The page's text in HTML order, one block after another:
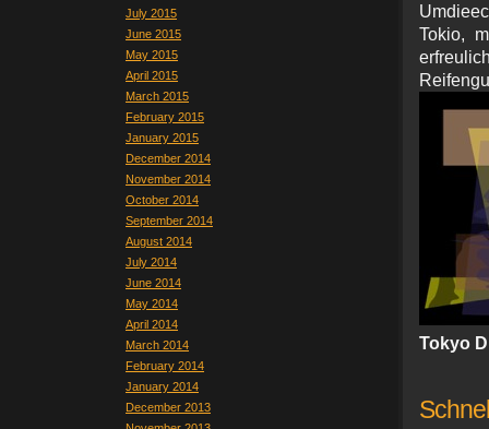
July 2015
June 2015
May 2015
April 2015
March 2015
February 2015
January 2015
December 2014
November 2014
October 2014
September 2014
August 2014
July 2014
June 2014
May 2014
April 2014
March 2014
February 2014
January 2014
December 2013
Tokio,
Tokyo